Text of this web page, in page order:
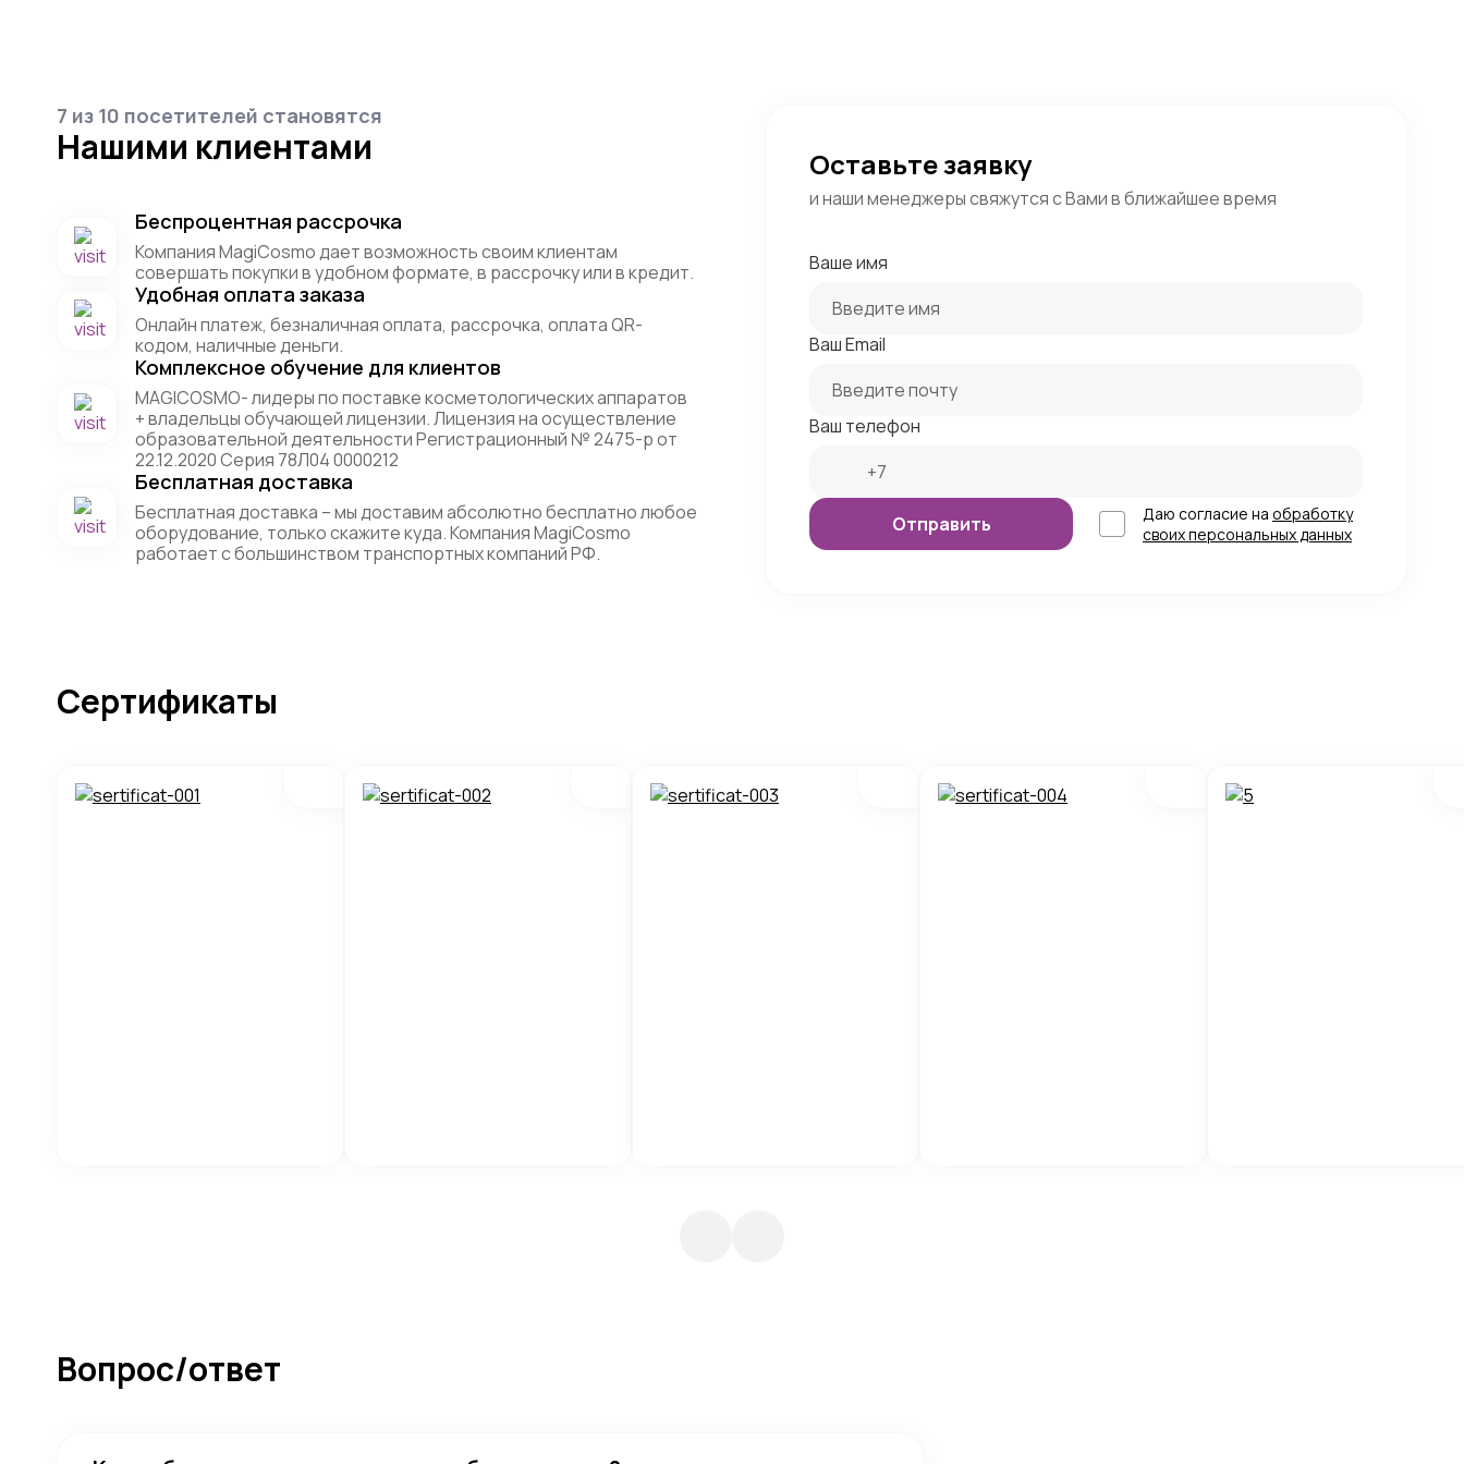
7 из 10 посетителей становятся
Нашими клиентами
Беспроцентная рассрочка
Компания MagiCosmo дает возможность своим клиентам
совершать покупки в удобном формате, в рассрочку или в кредит.
Удобная оплата заказа
Онлайн платеж, безналичная оплата, рассрочка, оплата QR-
кодом, наличные деньги.
Комплексное обучение для клиентов
MAGICOSMO- лидеры по поставке косметологических аппаратов
+ владельцы обучающей лицензии. Лицензия на осуществление
образовательной деятельности Регистрационный № 2475-р от
22.12.2020 Серия 78Л04 0000212
Бесплатная доставка
Бесплатная доставка – мы доставим абсолютно бесплатно любое
оборудование, только скажите куда. Компания MagiCosmo
работает с большинством транспортных компаний РФ.
Оставьте заявку
и наши менеджеры свяжутся с Вами в ближайшее время
Ваше имя
Ваш Email
Ваш телефон
Даю согласие на обработку
своих персональных данных
Сертификаты
Вопрос/ответ